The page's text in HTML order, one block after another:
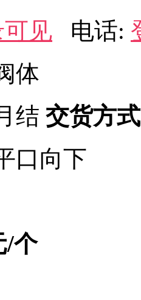
见 电话:
体
结 交货方
口向下
/个